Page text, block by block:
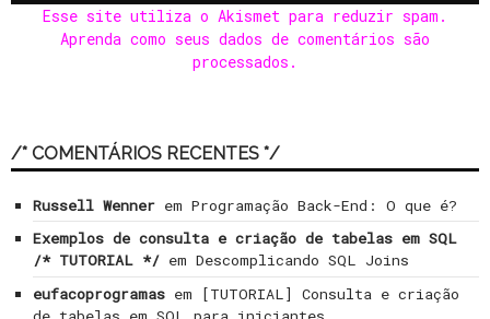
Esse site utiliza o Akismet para reduzir spam.
Aprenda como seus dados de comentários são
processados .
/* COMENTÁRIOS RECENTES */
Russell Wenner em Programação Back-End: O que é?
Exemplos de consulta e criação de tabelas em SQL
/* TUTORIAL */ em Descomplicando SQL Joins
eufacoprogramas em
[TUTORIAL] Consulta e criação